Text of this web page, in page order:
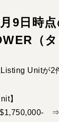
9日時
（
Unitが2
】
⇒